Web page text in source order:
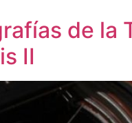
de la
II